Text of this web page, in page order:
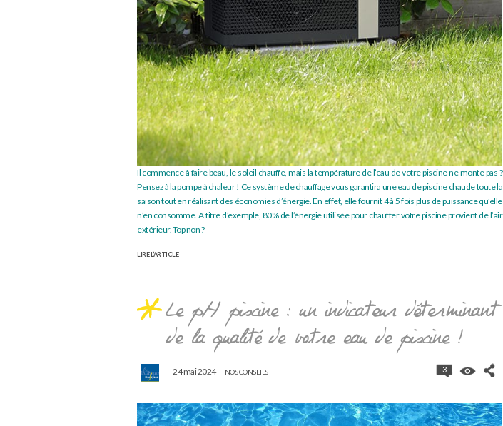
Il commence à faire beau, le soleil chauffe, mais la température de l’eau de votre piscine ne monte pas ?
Pensez à la pompe à chaleur ! Ce système de chauffage vous garantira une eau de piscine chaude toute la
saison tout en réalisant des économies d’énergie. En effet, elle fournit 4 à 5 fois plus de puissance qu’elle
n’en consomme. A titre d’exemple, 80% de l’énergie utilisée pour chauffer votre piscine provient de l’air
extérieur. Top non ?
LIRE L’ARTICLE
Le pH piscine : un indicateur déterminant
de la qualité de votre eau de piscine !
24 mai 2024 NOS CONSEILS 3